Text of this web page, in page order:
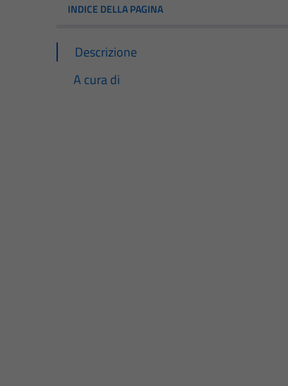
INDICE DELLA PAGINA
Descrizione
A cura di